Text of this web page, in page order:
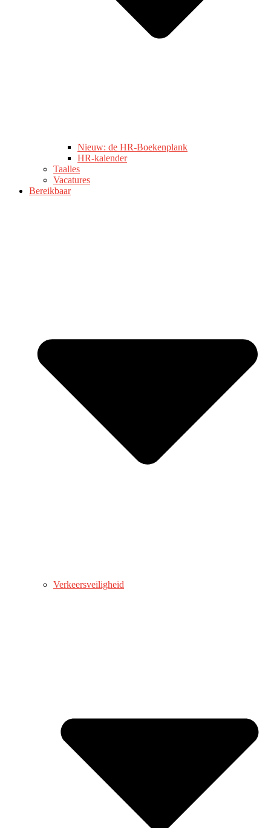
Nieuw: de HR-Boekenplank
HR-kalender
Taalles
Vacatures
Bereikbaar
Verkeersveiligheid